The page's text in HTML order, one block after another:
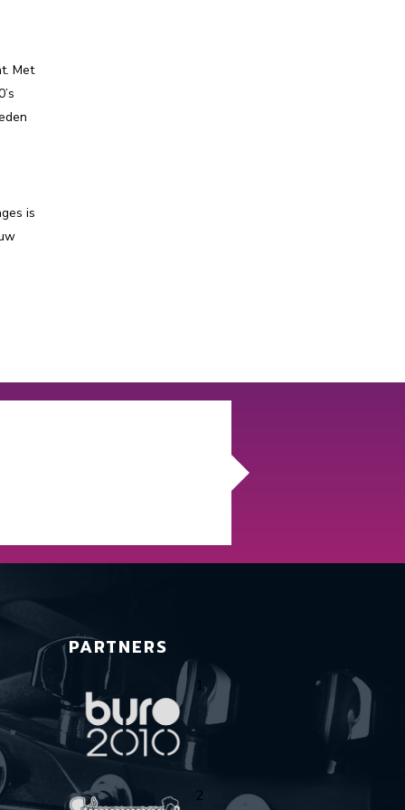
Met
is
PARTNERS
1
2